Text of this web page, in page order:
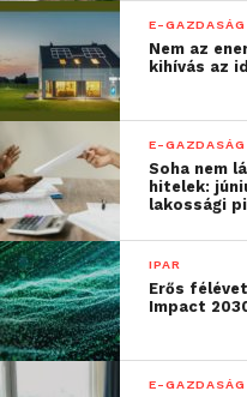
sajt,
rizs,
valamint
érintett
E-GAZDASÁG
Nem az
kihívás az
E-GAZDASÁG
Soha nem
hitelek:
lakossági
IPAR
Erős
Impact
E-GAZDASÁG